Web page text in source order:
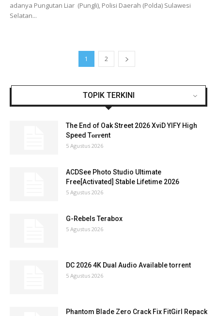
adanya Pungutan Liar (Pungli), Polisi Daerah (Polda) Sulawesi
Selatan...
1 2
TOPIK TERKINI
The End of Oak Street 2026 XviD YIFY High
Speed T𝐨𝐫𝐫ent
5 Agustus 2026
ACDSee Photo Studio Ultimate
Free[Activated] Stable Lifetime 2026
5 Agustus 2026
G-Rebels Terabox
5 Agustus 2026
DC 2026 4K Dual Audio Available torrent
5 Agustus 2026
Phantom Blade Zero Crack Fix FitGirl Repack